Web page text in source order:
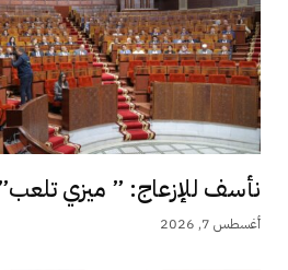
نأسف للإزعاج: ” ميزي
أغسطس 7, 2026